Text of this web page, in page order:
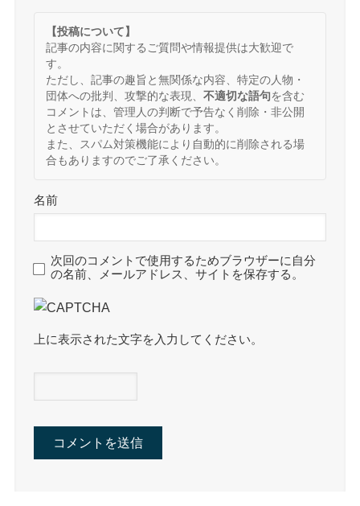
【投稿について】
記事の内容に関するご質問や情報提供は大歓迎で
す。
ただし、記事の趣旨と無関係な内容、特定の人物・
団体への批判、攻撃的な表現、 不適切な語句を含む
コメントは、管理人の判断で予告なく削除・非公開
とさせていただく場合があります。
また、スパム対策機能により自動的に削除される場
合もありますのでご了承ください。
名前
次回のコメントで使用するためブラウザーに自分
の名前、メールアドレス、サイトを保存する。
上に表示された文字を入力してください。